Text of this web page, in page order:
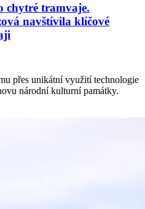
chytré tramvaje.
navštívila klíčové
přes unikátní využití technologie
národní kulturní památky.